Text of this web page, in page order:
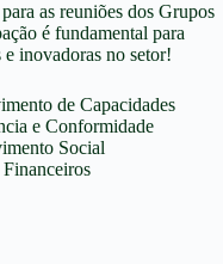
as reuniões dos Grupos
é fundamental para
e inovadoras no setor!
de Capacidades
e Conformidade
Social